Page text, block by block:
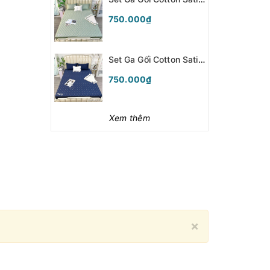
750.000₫
Set Ga Gối Cotton Satin LV -Navy - SGGLV09
750.000₫
Xem thêm
×